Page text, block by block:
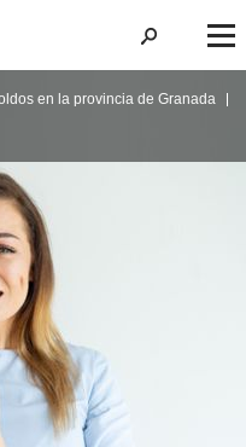
en la provincia de Granada